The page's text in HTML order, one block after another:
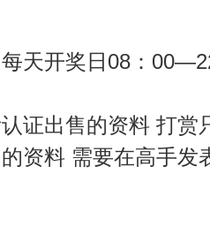
天开奖日08：
证出售的资料 打赏
资料 需要在高手发